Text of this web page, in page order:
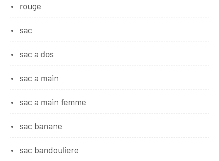
rouge
sac
sac a dos
sac a main
sac a main femme
sac banane
sac bandouliere